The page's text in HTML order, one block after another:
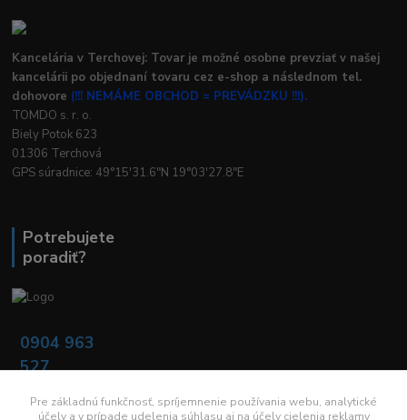
Kancelária v Terchovej: Tovar je možné osobne prevziať v našej
kancelárii po objednaní tovaru cez e-shop a následnom tel.
dohovore (!!! NEMÁME OBCHOD = PREVÁDZKU !!!).
TOMDO s. r. o.
Biely Potok 623
01306 Terchová
GPS súradnice: 49°15'31.6"N 19°03'27.8"E
Potrebujete
poradiť?
0904 963
527
16:00
Pre základnú funkčnosť, spríjemnenie používania webu, analytické
účely a v prípade udelenia súhlasu aj na účely cielenia reklamy